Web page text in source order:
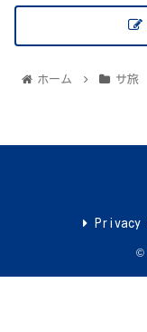
ホーム サ旅
Privacy
©